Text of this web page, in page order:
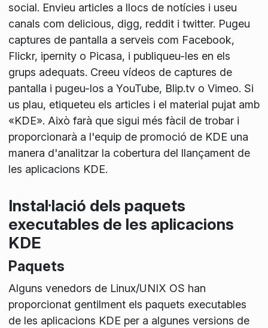
social. Envieu articles a llocs de notícies i useu
canals com delicious, digg, reddit i twitter. Pugeu
captures de pantalla a serveis com Facebook,
Flickr, ipernity o Picasa, i publiqueu-les en els
grups adequats. Creeu vídeos de captures de
pantalla i pugeu-los a YouTube, Blip.tv o Vimeo. Si
us plau, etiqueteu els articles i el material pujat amb
«KDE». Això farà que sigui més fàcil de trobar i
proporcionarà a l'equip de promoció de KDE una
manera d'analitzar la cobertura del llançament de
les aplicacions KDE.
Instal·lació dels paquets
executables de les aplicacions
KDE
Paquets
Alguns venedors de Linux/UNIX OS han
proporcionat gentilment els paquets executables
de les aplicacions KDE per a algunes versions de